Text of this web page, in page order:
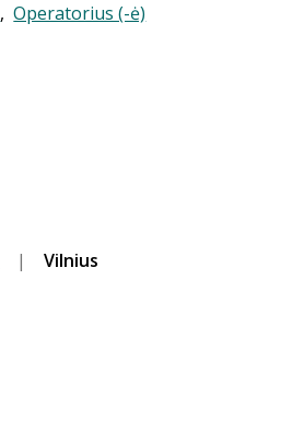
,Operatorius (-ė)
| Vilnius